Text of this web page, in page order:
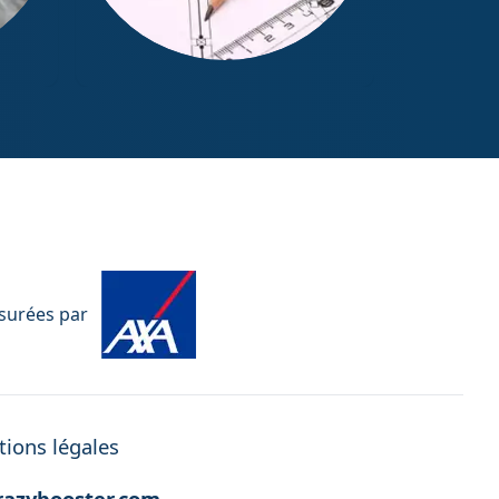
par
légales